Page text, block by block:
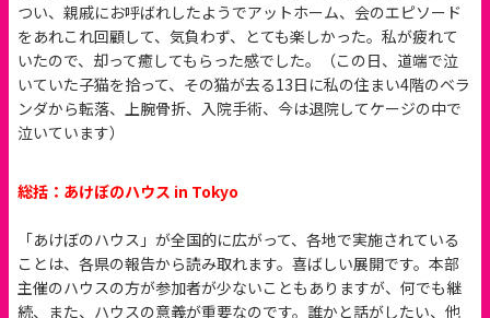
つい、親戚にお呼ばれしたようでアットホーム、会のエピソード
をあれこれ回顧して、気負わず、とても楽しかった。私が疲れて
いたので、却って癒してもらった感でした。（この日、道端で泣
いていた子猫を拾って、その猫が去る13日に私の住まい4階のベラ
ンダから転落、上腕骨折、入院手術、今は退院してケージの中で
泣いています）
総括：あけぼのハウス in Tokyo
「あけぼのハウス」が全国的に広がって、各地で実施されている
ことは、各県の報告から読み取れます。喜ばしい展開です。本部
主催のハウスの方が参加者が少ないこともありますが、何でも継
続、また、ハウスの意義が重要なのです。誰かと話がしたい、他